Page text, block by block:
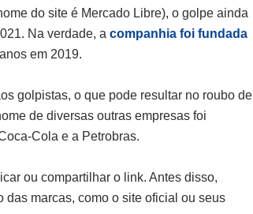
do site é Mercado Libre), o golpe ainda
Na verdade, a companhia foi fundada
em 2019.
golpistas, o que pode resultar no roubo de
de diversas outras empresas foi
Cola e a Petrobras.
ou compartilhar o link. Antes disso,
marcas, como o site oficial ou seus